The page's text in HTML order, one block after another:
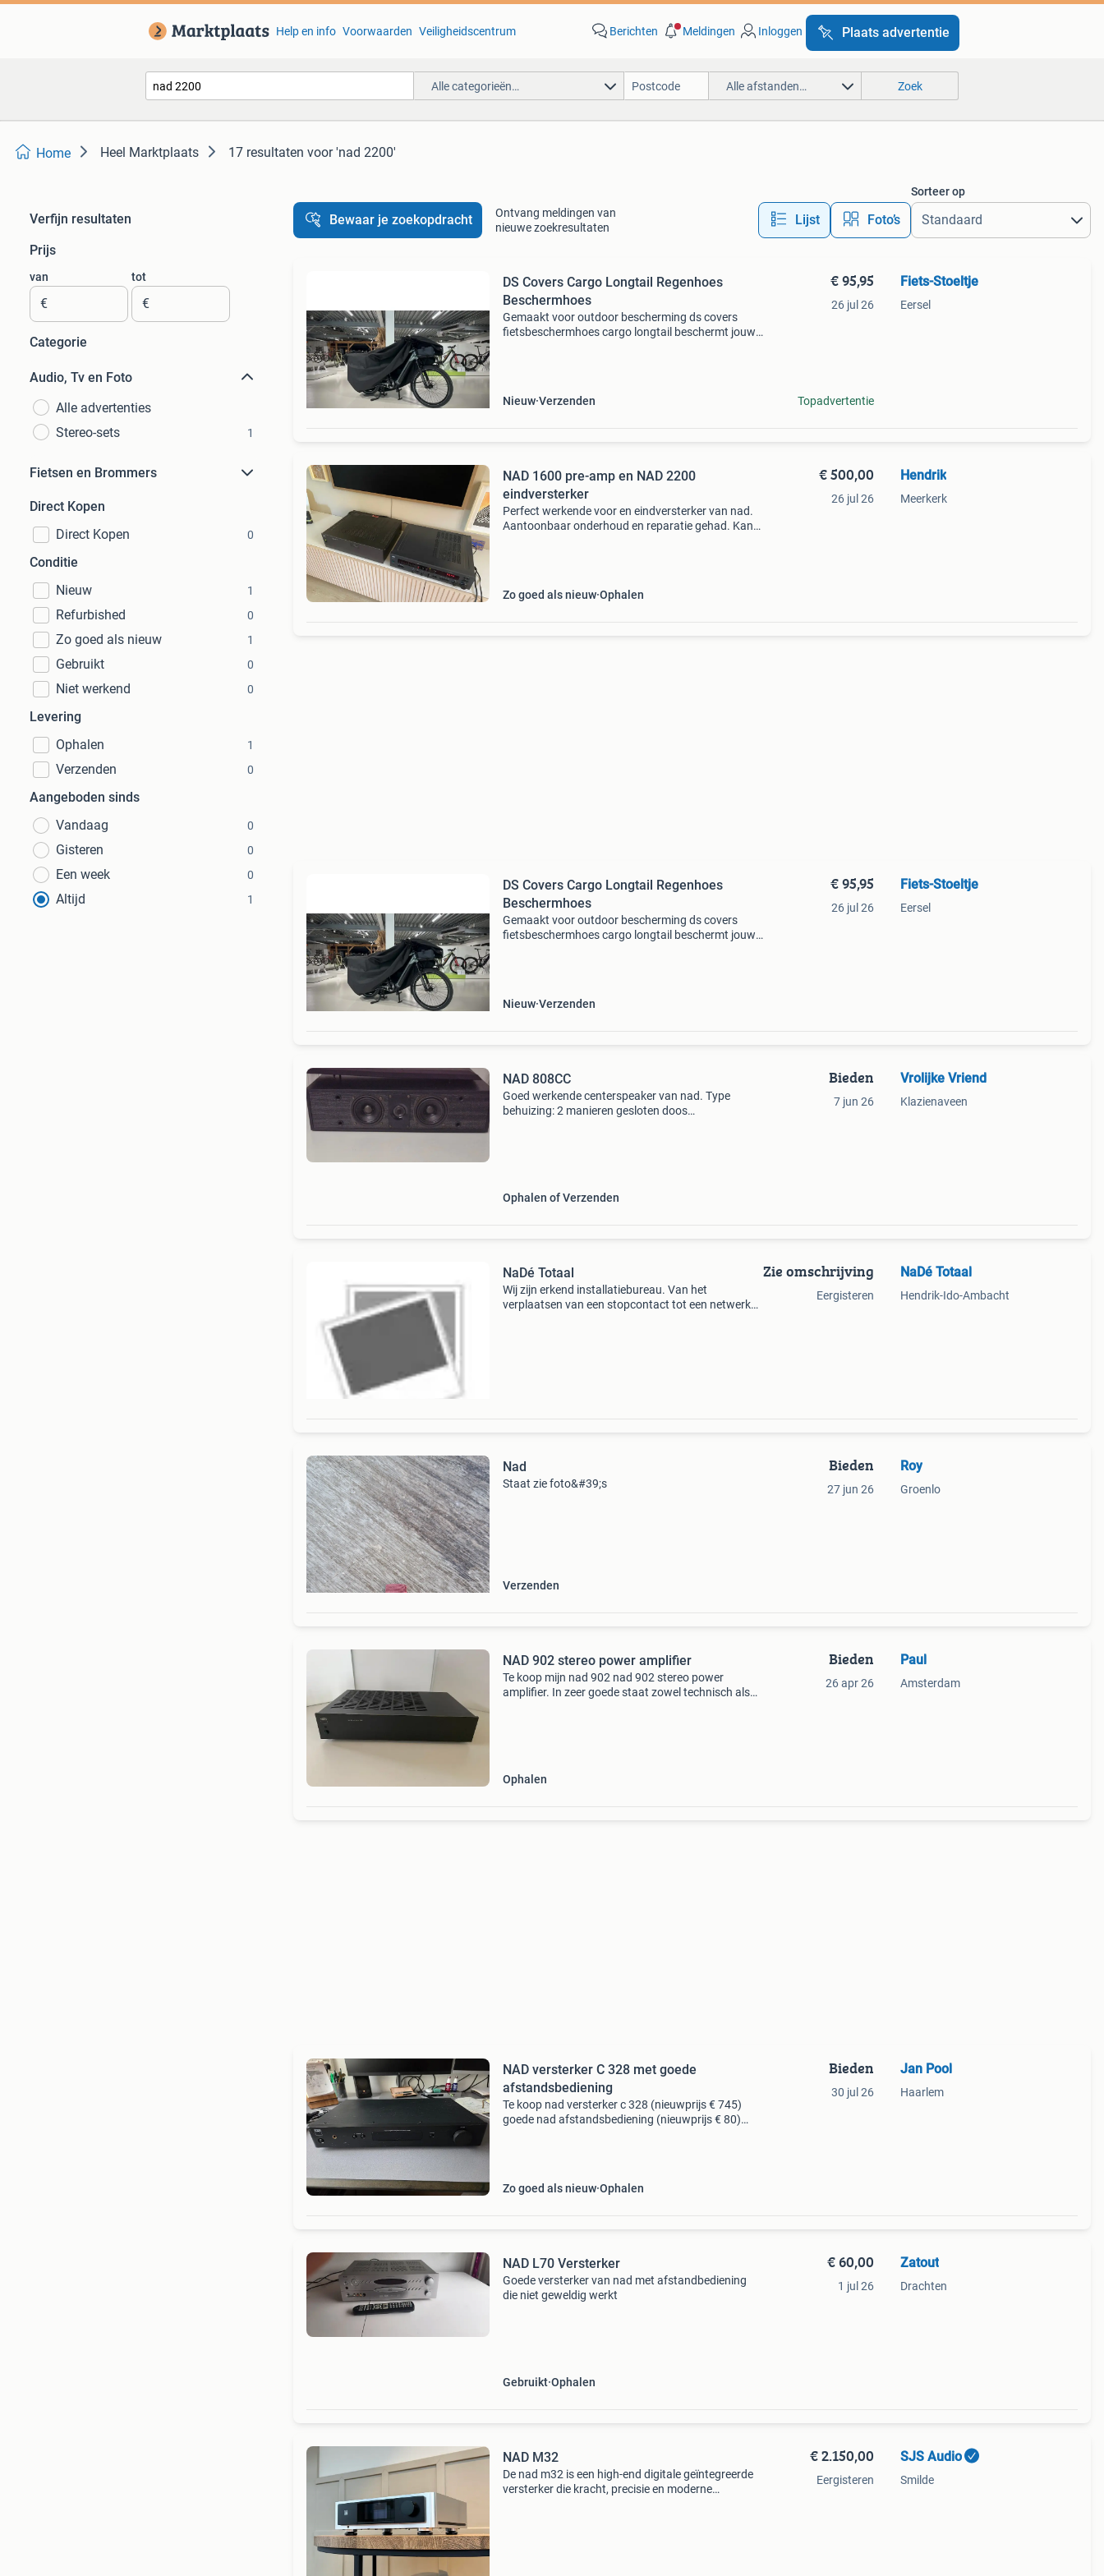
Help en info Voorwaarden Veiligheidscentrum Berichten Meldingen Inloggen Plaats advertentie
Alle categorieën… Alle afstanden… Zoek
Home Heel Marktplaats 17 resultaten voor 'nad 2200'
Verfijn resultaten
Prijs
van
€
tot
€
Categorie
Audio, Tv en Foto
Alle advertenties
Stereo-sets
1
Fietsen en Brommers
Direct Kopen
Direct Kopen
0
Conditie
Nieuw
1
Refurbished 0
Zo goed als nieuw 1
Gebruikt 0
Niet werkend 0
Levering
Ophalen
1
Verzenden 0
Aangeboden sinds
Vandaag
0
Gisteren 0
Een week 0
Altijd 1
Bewaar je zoekopdracht
Ontvang meldingen van
nieuwe zoekresultaten
Lijst Foto’s
Sorteer op
DS Covers Cargo Longtail Regenhoes
Beschermhoes
Gemaakt voor outdoor bescherming ds covers
fietsbeschermhoes cargo longtail beschermt jouw
Nieuw Verzenden
€ 95,95
26 jul 26
Topadvertentie
Fiets-Stoeltje
Eersel
NAD 1600 pre-amp en NAD 2200
eindversterker
Perfect werkende voor en eindversterker van nad.
Aantoonbaar onderhoud en reparatie gehad. Kan
Zo goed als nieuw Ophalen
€ 500,00
26 jul 26
Hendrik
Meerkerk
DS Covers Cargo Longtail Regenhoes
Beschermhoes
Gemaakt voor outdoor bescherming ds covers
fietsbeschermhoes cargo longtail beschermt jouw
Nieuw Verzenden
€ 95,95
26 jul 26
Fiets-Stoeltje
Eersel
NAD 808CC
Goed werkende centerspeaker van nad. Type
behuizing: 2 manieren gesloten doos
Ophalen of Verzenden
Bieden
7 jun 26
Vrolijke Vriend
Klazienaveen
NaDé Totaal
Wij zijn erkend installatiebureau. Van het
verplaatsen van een stopcontact tot een netwerk
Zie omschrijving
Eergisteren
NaDé Totaal
Hendrik-Ido-Ambacht
Nad
Staat zie foto&#39;s
Verzenden
Bieden
27 jun 26
Roy
Groenlo
NAD 902 stereo power amplifier
Te koop mijn nad 902 nad 902 stereo power
amplifier. In zeer goede staat zowel technisch als
Ophalen
Bieden
26 apr 26
Paul
Amsterdam
NAD versterker C 328 met goede
afstandsbediening
Te koop nad versterker c 328 (nieuwprijs € 745)
goede nad afstandsbediening (nieuwprijs € 80)
Zo goed als nieuw Ophalen
Bieden
30 jul 26
Jan Pool
Haarlem
NAD L70 Versterker
Goede versterker van nad met afstandbediening
die niet geweldig werkt
Gebruikt Ophalen
€ 60,00
1 jul 26
Zatout
Drachten
NAD M32
De nad m32 is een high-end digitale geïntegreerde
versterker die kracht, precisie en moderne
€ 2.150,00
Eergisteren
SJS Audio
Smilde